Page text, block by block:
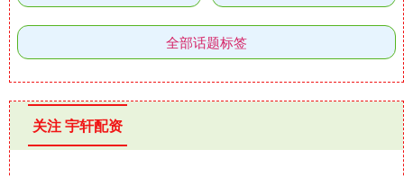
全部话题标签
关注 宇轩配资